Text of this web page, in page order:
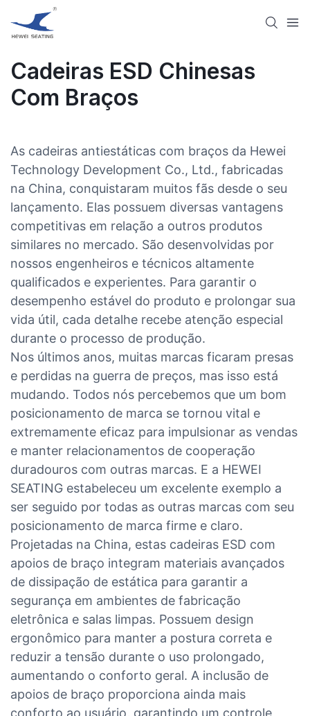
Cadeiras ESD Chinesas
Com Braços
As cadeiras antiestáticas com braços da Hewei
Technology Development Co., Ltd., fabricadas
na China, conquistaram muitos fãs desde o seu
lançamento. Elas possuem diversas vantagens
competitivas em relação a outros produtos
similares no mercado. São desenvolvidas por
nossos engenheiros e técnicos altamente
qualificados e experientes. Para garantir o
desempenho estável do produto e prolongar sua
vida útil, cada detalhe recebe atenção especial
durante o processo de produção.
Nos últimos anos, muitas marcas ficaram presas
e perdidas na guerra de preços, mas isso está
mudando. Todos nós percebemos que um bom
posicionamento de marca se tornou vital e
extremamente eficaz para impulsionar as vendas
e manter relacionamentos de cooperação
duradouros com outras marcas. E a HEWEI
SEATING estabeleceu um excelente exemplo a
ser seguido por todas as outras marcas com seu
posicionamento de marca firme e claro.
Projetadas na China, estas cadeiras ESD com
apoios de braço integram materiais avançados
de dissipação de estática para garantir a
segurança em ambientes de fabricação
eletrônica e salas limpas. Possuem design
ergonômico para manter a postura correta e
reduzir a tensão durante o uso prolongado,
aumentando o conforto geral. A inclusão de
apoios de braço proporciona ainda mais
conforto ao usuário, garantindo um controle